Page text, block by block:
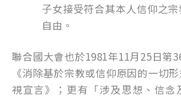
子女接受符合其本人信仰之
自由。
聯合國大會也於1981年11月25日第
《消除基於宗教或信仰原因的一切
視宣言》；更有「涉及思想、信念